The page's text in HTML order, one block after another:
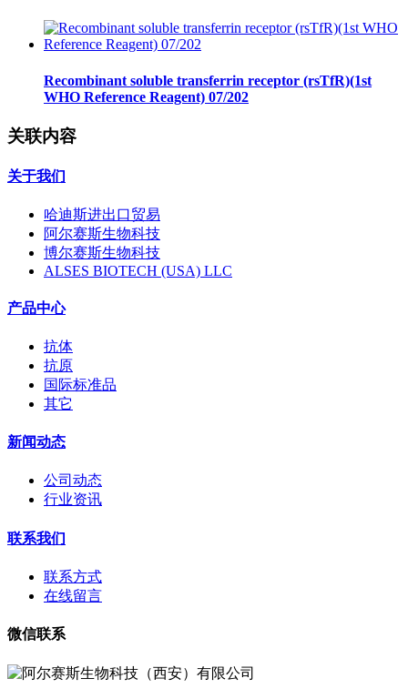
Recombinant soluble transferrin receptor (rsTfR)(1st
WHO Reference Reagent) 07/202
关联内容
关于我们
哈迪斯进出口贸易
阿尔赛斯生物科技
博尔赛斯生物科技
ALSES BIOTECH (USA) LLC
产品中心
抗体
抗原
国际标准品
其它
新闻动态
公司动态
行业资讯
联系我们
联系方式
在线留言
微信联系